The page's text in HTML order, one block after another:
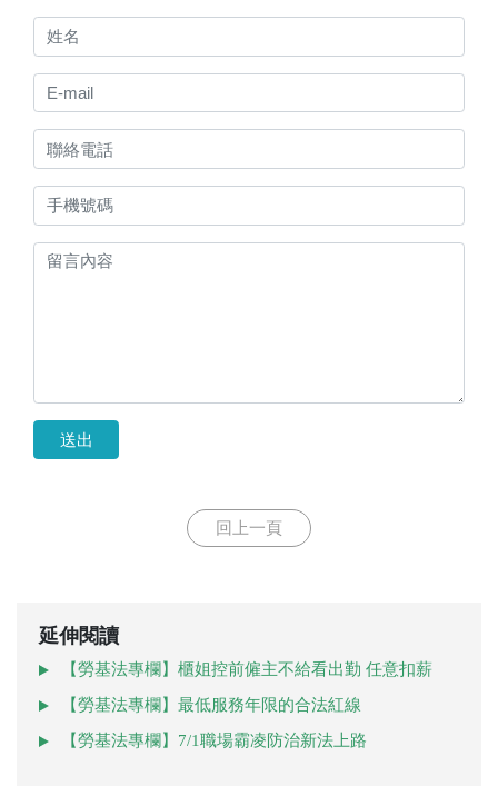
送出
回上一頁
延伸閱讀
【勞基法專欄】櫃姐控前僱主不給看出勤 任意扣薪
【勞基法專欄】最低服務年限的合法紅線
【勞基法專欄】7/1職場霸凌防治新法上路